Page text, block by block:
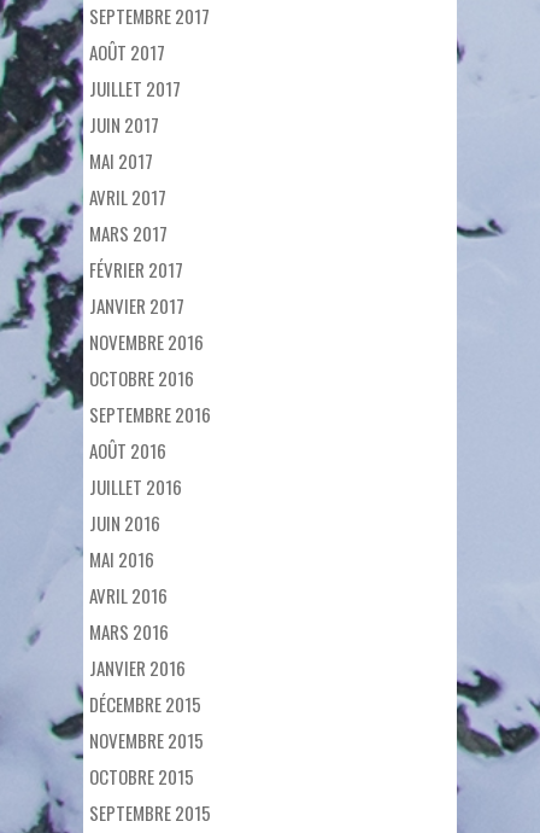
SEPTEMBRE 2017
AOÛT 2017
JUILLET 2017
JUIN 2017
MAI 2017
AVRIL 2017
MARS 2017
FÉVRIER 2017
JANVIER 2017
NOVEMBRE 2016
OCTOBRE 2016
SEPTEMBRE 2016
AOÛT 2016
JUILLET 2016
JUIN 2016
MAI 2016
AVRIL 2016
MARS 2016
JANVIER 2016
DÉCEMBRE 2015
NOVEMBRE 2015
OCTOBRE 2015
SEPTEMBRE 2015